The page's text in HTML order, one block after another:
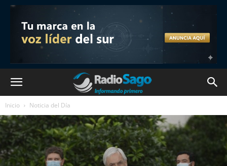
Inicio Noticia del Día